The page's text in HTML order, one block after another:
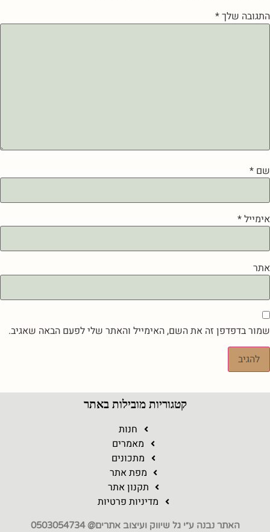
התגובה שלך*
שם *
אימייל*
אתר
שמור בדפדפן זה את השם, האימייל והאתר שלי לפעם הבאה שאגיב.
קטגוריות מובילות באתר
חנות
מאמרים
מתכונים
מפת אתר
תקנון אתר
מדיניות פרטיות
האתר נבנה ע״י גל שיווק ועיצוב אתרים@ 0503054734